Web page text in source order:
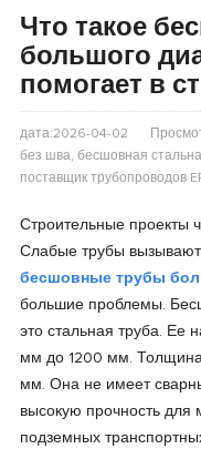
Что такое
большого
помогает в
дата:2026-04-02
без шва, бесшовная
поставщик трубопроводов
Строительные проекты
Слабые трубы
бесшовные трубы
большие проблемы.
это стальная труба. Ее
мм до 1200 мм. Толщина
мм. Она не имеет
высокую прочность для
подземных